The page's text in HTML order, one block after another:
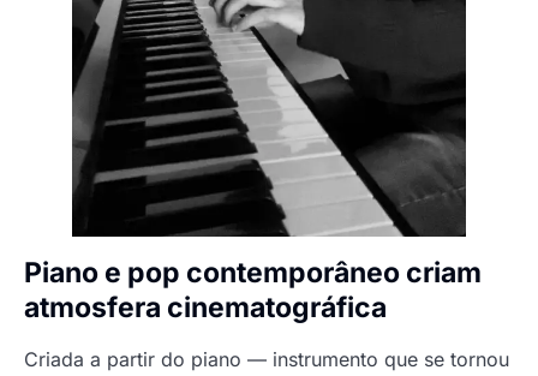
Piano e pop contemporâneo criam
atmosfera cinematográfica
Criada a partir do piano — instrumento que se tornou